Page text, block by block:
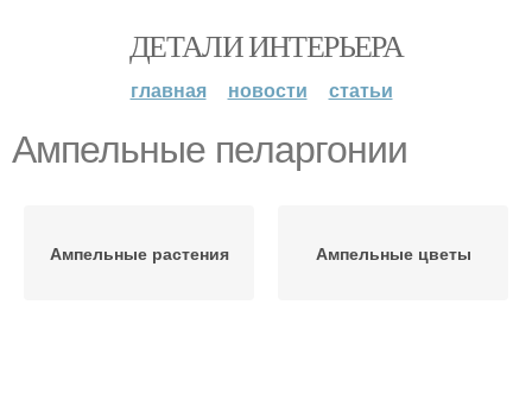
ДЕТАЛИ ИНТЕРЬЕРА
главная новости статьи
Ампельные пеларгонии
Ампельные растения Ампельные цветы